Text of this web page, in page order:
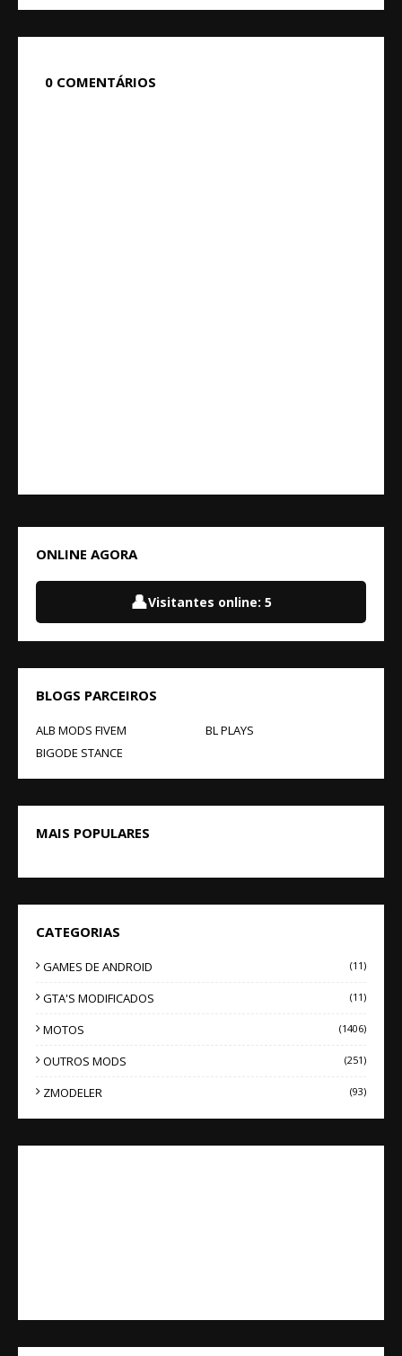
0 COMENTÁRIOS
ONLINE AGORA
👤Visitantes online: 5
BLOGS PARCEIROS
ALB MODS FIVEM
BL PLAYS
BIGODE STANCE
MAIS POPULARES
CATEGORIAS
GAMES DE ANDROID (11)
GTA'S MODIFICADOS (11)
MOTOS (1406)
OUTROS MODS (251)
ZMODELER (93)